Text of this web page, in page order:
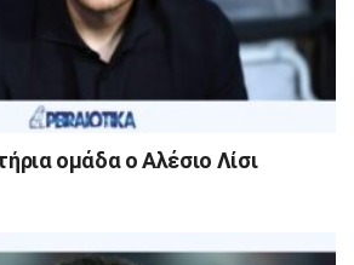
ομάδα ο Αλέσιο Λίσι